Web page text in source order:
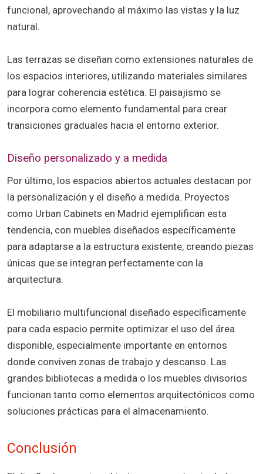
funcional, aprovechando al máximo las vistas y la luz
natural.
Las terrazas se diseñan como extensiones naturales de
los espacios interiores, utilizando materiales similares
para lograr coherencia estética. El paisajismo se
incorpora como elemento fundamental para crear
transiciones graduales hacia el entorno exterior.
Diseño personalizado y a medida
Por último, los espacios abiertos actuales destacan por
la personalización y el diseño a medida. Proyectos
como Urban Cabinets en Madrid ejemplifican esta
tendencia, con muebles diseñados específicamente
para adaptarse a la estructura existente, creando piezas
únicas que se integran perfectamente con la
arquitectura.
El mobiliario multifuncional diseñado específicamente
para cada espacio permite optimizar el uso del área
disponible, especialmente importante en entornos
donde conviven zonas de trabajo y descanso. Las
grandes bibliotecas a medida o los muebles divisorios
funcionan tanto como elementos arquitectónicos como
soluciones prácticas para el almacenamiento.
Conclusión